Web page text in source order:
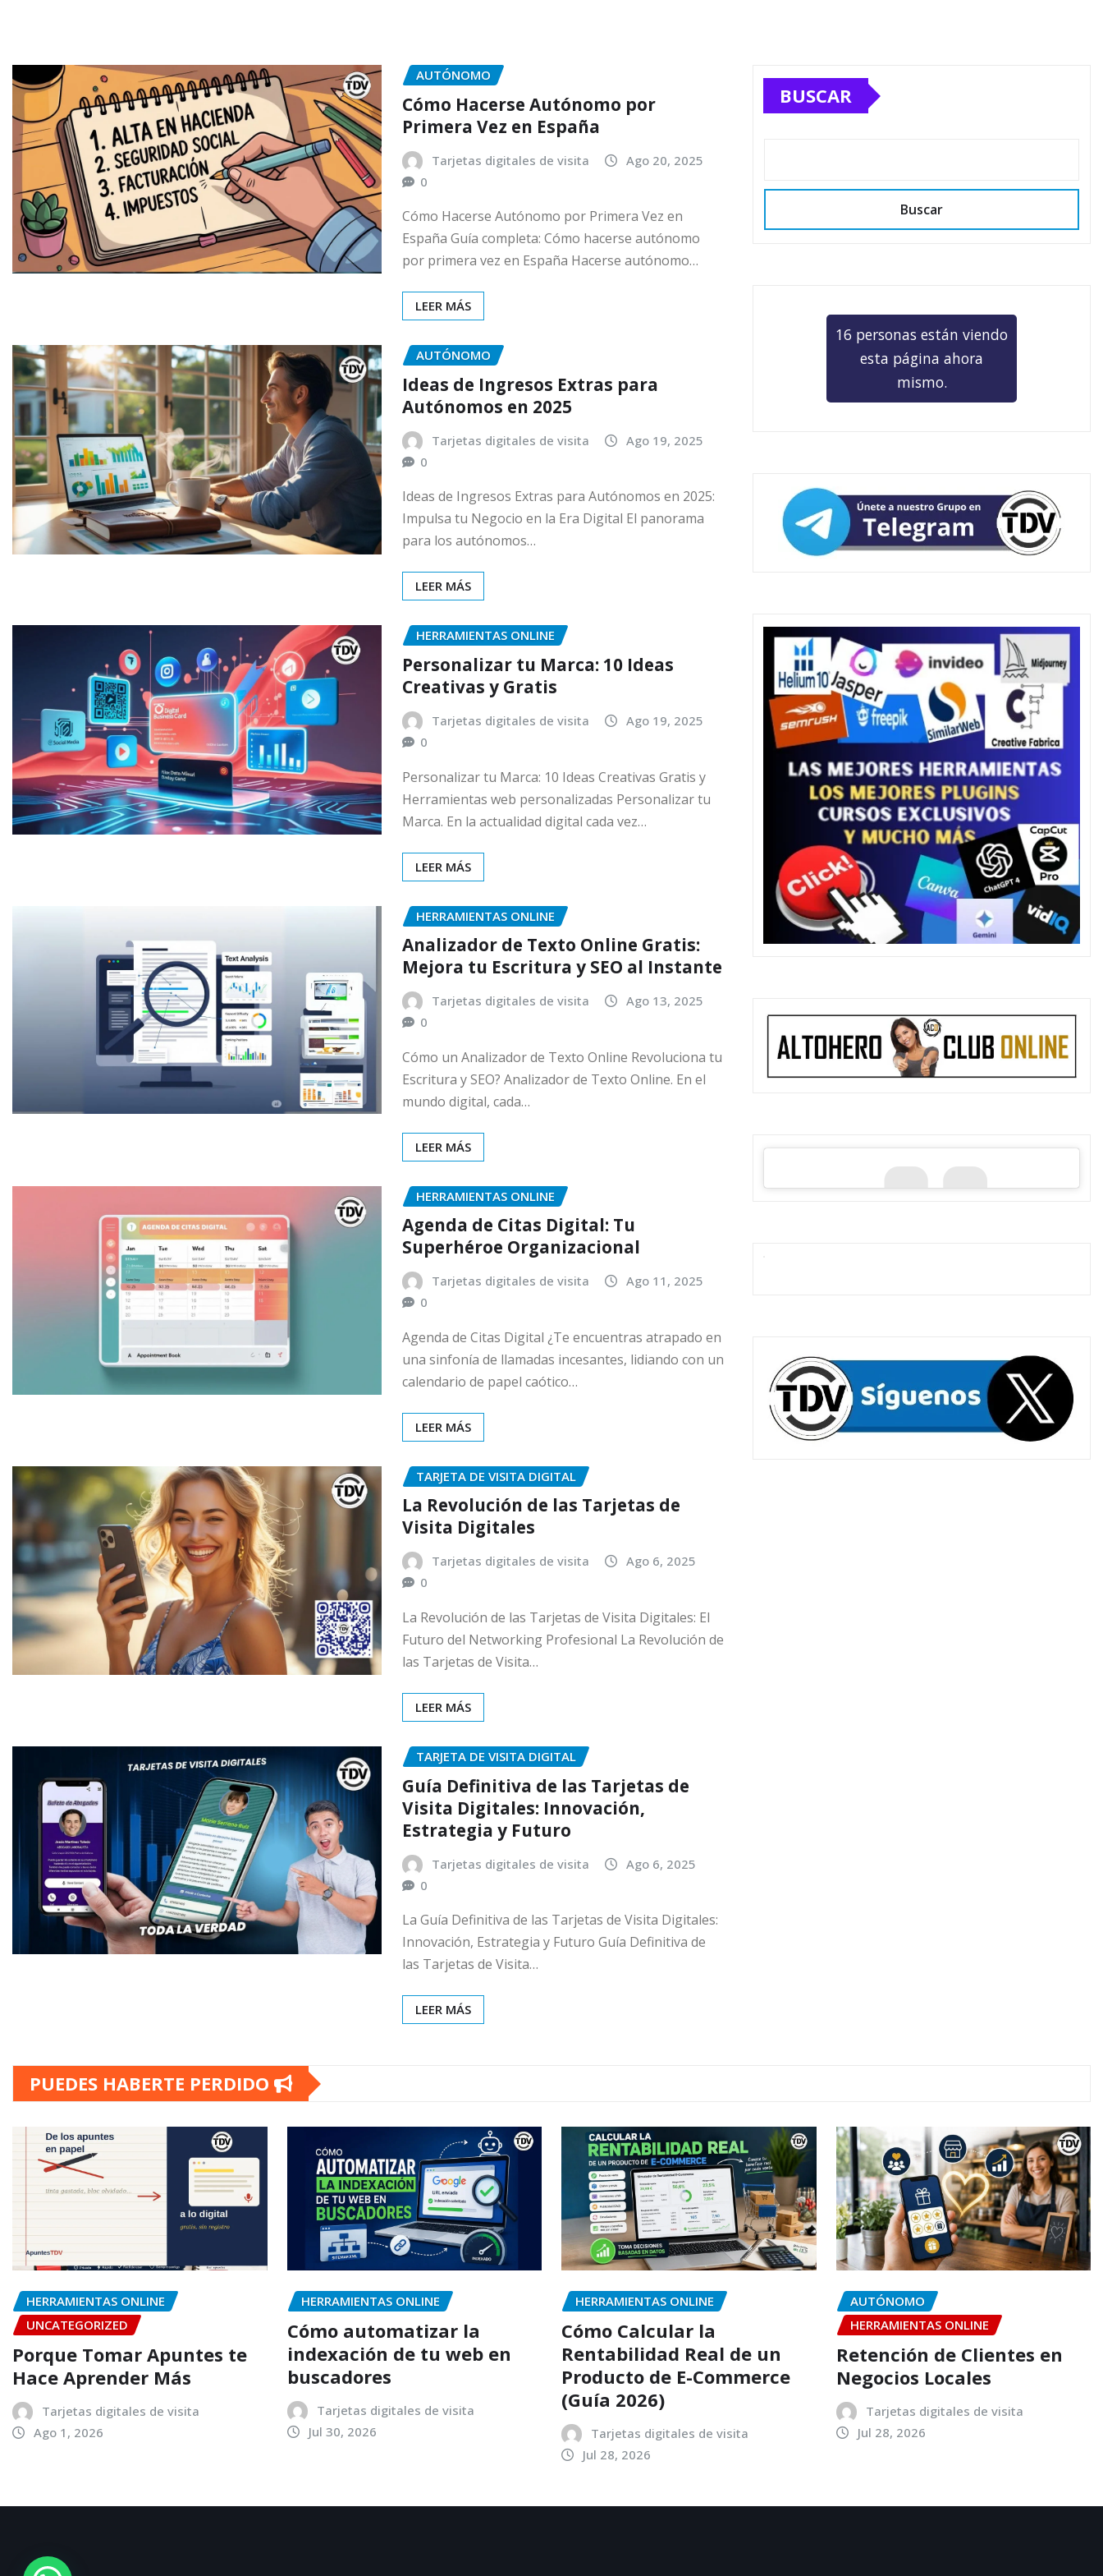
AUTÓNOMO
Cómo Hacerse Autónomo por
Primera Vez en España
Tarjetas digitales de visita
Ago 20, 2025
0
Cómo Hacerse Autónomo por Primera Vez en
España Guía completa: Cómo hacerse autónomo
por primera vez en España Hacerse autónomo…
LEER MÁS
AUTÓNOMO
Ideas de Ingresos Extras para
Autónomos en 2025
Tarjetas digitales de visita
Ago 19, 2025
0
Ideas de Ingresos Extras para Autónomos en 2025:
Impulsa tu Negocio en la Era Digital El panorama
para los autónomos…
LEER MÁS
HERRAMIENTAS ONLINE
Personalizar tu Marca: 10 Ideas
Creativas y Gratis
Tarjetas digitales de visita
Ago 19, 2025
0
Personalizar tu Marca: 10 Ideas Creativas Gratis y
Herramientas web personalizadas Personalizar tu
Marca. En la actualidad digital cada vez…
LEER MÁS
HERRAMIENTAS ONLINE
Analizador de Texto Online Gratis:
Mejora tu Escritura y SEO al Instante
Tarjetas digitales de visita
Ago 13, 2025
0
Cómo un Analizador de Texto Online Revoluciona tu
Escritura y SEO? Analizador de Texto Online. En el
mundo digital, cada…
LEER MÁS
HERRAMIENTAS ONLINE
Agenda de Citas Digital: Tu
Superhéroe Organizacional
Tarjetas digitales de visita
Ago 11, 2025
0
Agenda de Citas Digital ¿Te encuentras atrapado en
una sinfonía de llamadas incesantes, lidiando con un
calendario de papel caótico…
LEER MÁS
TARJETA DE VISITA DIGITAL
La Revolución de las Tarjetas de
Visita Digitales
Tarjetas digitales de visita
Ago 6, 2025
0
La Revolución de las Tarjetas de Visita Digitales: El
Futuro del Networking Profesional La Revolución de
las Tarjetas de Visita…
LEER MÁS
TARJETA DE VISITA DIGITAL
Guía Definitiva de las Tarjetas de
Visita Digitales: Innovación,
Estrategia y Futuro
Tarjetas digitales de visita
Ago 6, 2025
0
La Guía Definitiva de las Tarjetas de Visita Digitales:
Innovación, Estrategia y Futuro Guía Definitiva de
las Tarjetas de Visita…
LEER MÁS
BUSCAR
Buscar
16 personas están viendo
esta página ahora
mismo.
PUEDES HABERTE PERDIDO
HERRAMIENTAS ONLINE
UNCATEGORIZED
Porque Tomar Apuntes te
Hace Aprender Más
Tarjetas digitales de visita
Ago 1, 2026
HERRAMIENTAS ONLINE
Cómo automatizar la
indexación de tu web en
buscadores
Tarjetas digitales de visita
Jul 30, 2026
HERRAMIENTAS ONLINE
Cómo Calcular la
Rentabilidad Real de un
Producto de E-Commerce
(Guía 2026)
Tarjetas digitales de visita
Jul 28, 2026
AUTÓNOMO
HERRAMIENTAS ONLINE
Retención de Clientes en
Negocios Locales
Tarjetas digitales de visita
Jul 28, 2026